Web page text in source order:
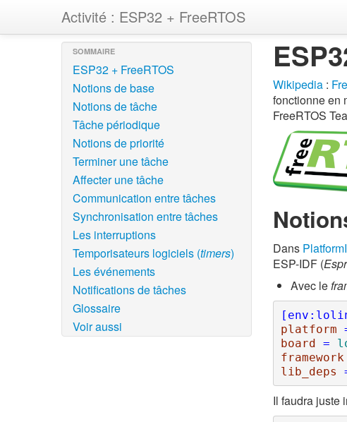
Activité : ESP32 + FreeRTOS
SOMMAIRE
ESP32 + FreeRTOS
Notions de base
Notions de tâche
Tâche périodique
Notions de priorité
Terminer une tâche
Affecter une tâche
Communication entre tâches
Synchronisation entre tâches
Les interruptions
Temporisateurs logiciels (timers)
Les événements
Notifications de tâches
Glossaire
Voir aussi
Wikipedia :
fonctionne en
FreeRTOS
Dans
ESP-IDF (
Avec le
platform
board =
framework
lib_deps
Il faudra juste